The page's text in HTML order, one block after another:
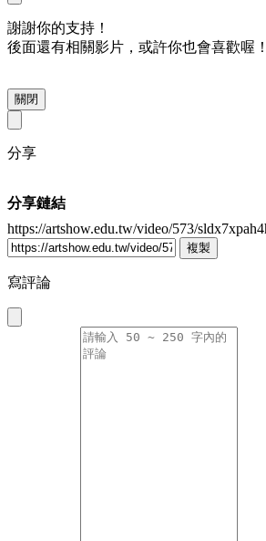
謝謝你的支持！
後面還有相關影片，或許你也會喜歡喔！
關閉
分享
分享鏈結
https://artshow.edu.tw/video/573/
複製
寫評論